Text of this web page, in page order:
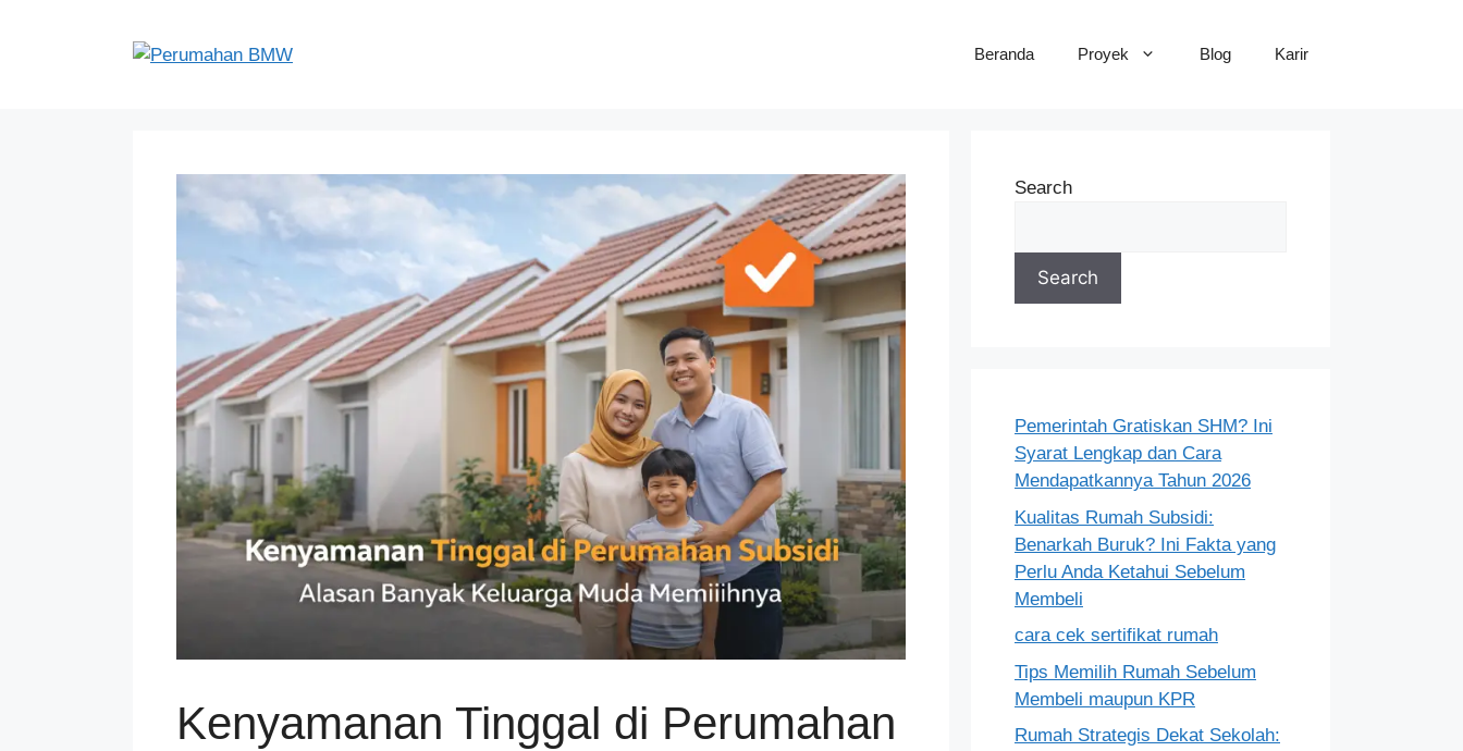
Beranda Proyek Blog Karir
Kenyamanan Tinggal di Perumahan
Search
Search
Pemerintah Gratiskan SHM? Ini
Syarat Lengkap dan Cara
Mendapatkannya Tahun 2026
Kualitas Rumah Subsidi:
Benarkah Buruk? Ini Fakta yang
Perlu Anda Ketahui Sebelum
Membeli
cara cek sertifikat rumah
Tips Memilih Rumah Sebelum
Membeli maupun KPR
Rumah Strategis Dekat Sekolah: